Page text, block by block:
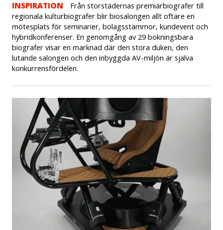
INSPIRATION
Från storstädernas premiärbiografer till
regionala kulturbiografer blir biosalongen allt oftare en
mötesplats för seminarier, bolagsstämmor, kundevent och
hybridkonferenser. En genomgång av 29 bokningsbara
biografer visar en marknad där den stora duken, den
lutande salongen och den inbyggda AV-miljön är själva
konkurrensfördelen.